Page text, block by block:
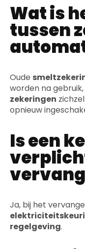
Wat is
tussen
Oude
worden na
zekeringen
opnieuw
Is een
Ja, bij het
regelgeving.